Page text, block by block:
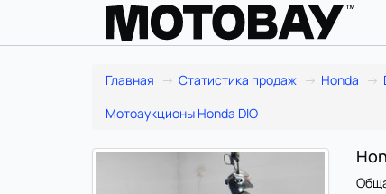
Главная Статистика продаж Honda
Мотоаукционы Honda DIO